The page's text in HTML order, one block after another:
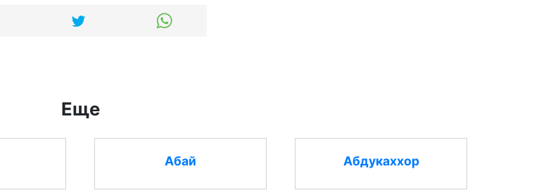
Еще
Абай Абдукаххор